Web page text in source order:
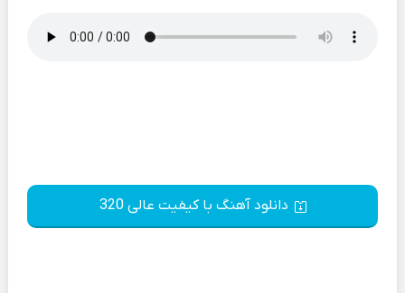
دانلود آهنگ با کیفیت عالی 320